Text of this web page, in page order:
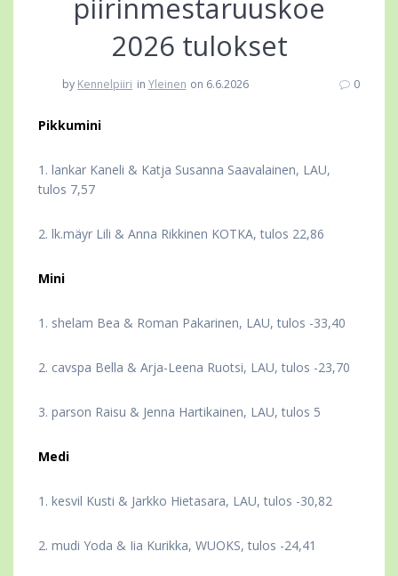
piirinmestaruuskoe
2026 tulokset
by Kennelpiiri in Yleinen on 6.6.2026 0
Pikkumini
1. lankar Kaneli & Katja Susanna Saavalainen, LAU,
tulos 7,57
2. lk.mäyr Lili & Anna Rikkinen KOTKA, tulos 22,86
Mini
1. shelam Bea & Roman Pakarinen, LAU, tulos -33,40
2. cavspa Bella & Arja-Leena Ruotsi, LAU, tulos -23,70
3. parson Raisu & Jenna Hartikainen, LAU, tulos 5
Medi
1. kesvil Kusti & Jarkko Hietasara, LAU, tulos -30,82
2. mudi Yoda & Iia Kurikka, WUOKS, tulos -24,41